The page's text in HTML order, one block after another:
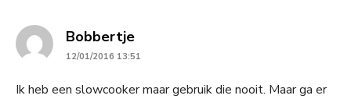
Bobbertjesays:
12/01/2016 13:51
Ik heb een slowcooker maar gebruik die nooit. Maar ga er